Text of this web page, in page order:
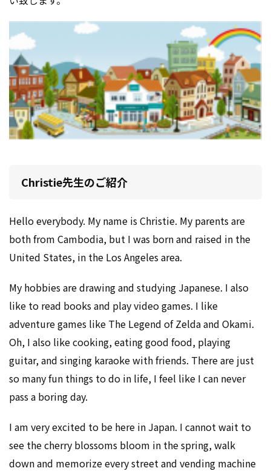
Christie先生のご紹介
Hello everybody. My name is Christie. My parents are
both from Cambodia, but I was born and raised in the
United States, in the Los Angeles area.
My hobbies are drawing and studying Japanese. I also
like to read books and play video games. I like
adventure games like The Legend of Zelda and Okami.
Oh, I also like cooking, eating good food, playing
guitar, and singing karaoke with friends. There are just
so many fun things to do in life, I feel like I can never
pass a boring day.
I am very excited to be here in Japan. I cannot wait to
see the cherry blossoms bloom in the spring, walk
down and memorize every street and vending machine